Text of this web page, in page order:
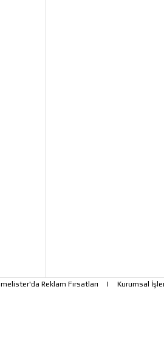
melister'da Reklam Fırsatları | Kurumsal